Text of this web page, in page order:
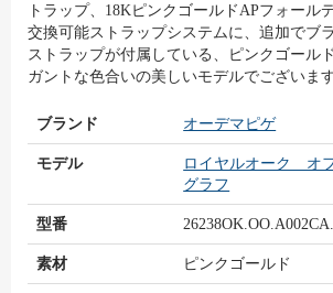
トラップ、18KピンクゴールドAPフォール
交換可能ストラップシステムに、追加でブ
ストラップが付属している、ピンクゴール
ガントな色合いの美しいモデルでございます
ブランド オーデマピゲ
モデル
ロイヤルオーク オ
グラフ
型番
素材 ピンクゴールド